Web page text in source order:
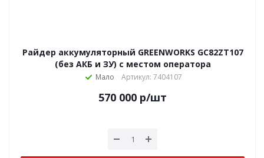
Райдер аккумуляторный GREENWORKS GC82ZT107
(без АКБ и ЗУ) с местом оператора
Мало Артикул: 7404107
570 000 р/шт